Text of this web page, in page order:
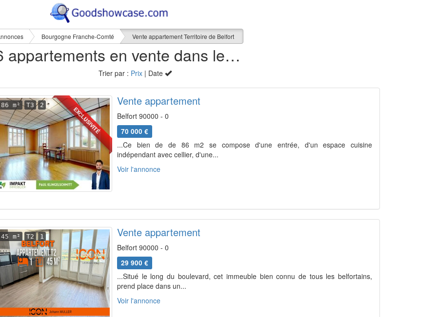
Bourgogne Franche-Comté Vente appartement Territoire de Belfort
206 appartements en vente dans le Territoire de Belfort (90)
Trier par : Prix| Date
EXCLUSIVITÉ
86 m² T3 2 Vente appartement
Belfort 90000 - 0
70 000 €
...Ce bien de de 86 m2 se compose d'une entrée, d'un espace cuisine
indépendant avec cellier, d'une...
Voir l'annonce
45 m² T2 1 Vente appartement
Belfort 90000 - 0
29 900 €
...Situé le long du boulevard, cet immeuble bien connu de tous les belfortains,
prend place dans un...
Voir l'annonce